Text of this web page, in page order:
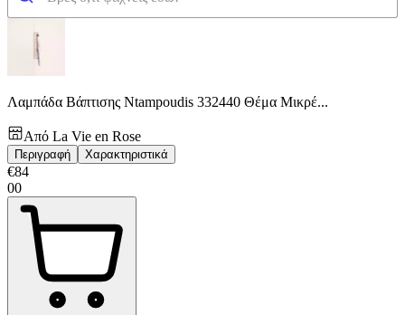
Λαμπάδα Βάπτισης Ntampoudis 332440 Θέμα Μικρέ...
Από La Vie en Rose
Περιγραφή Χαρακτηριστικά
€84
00